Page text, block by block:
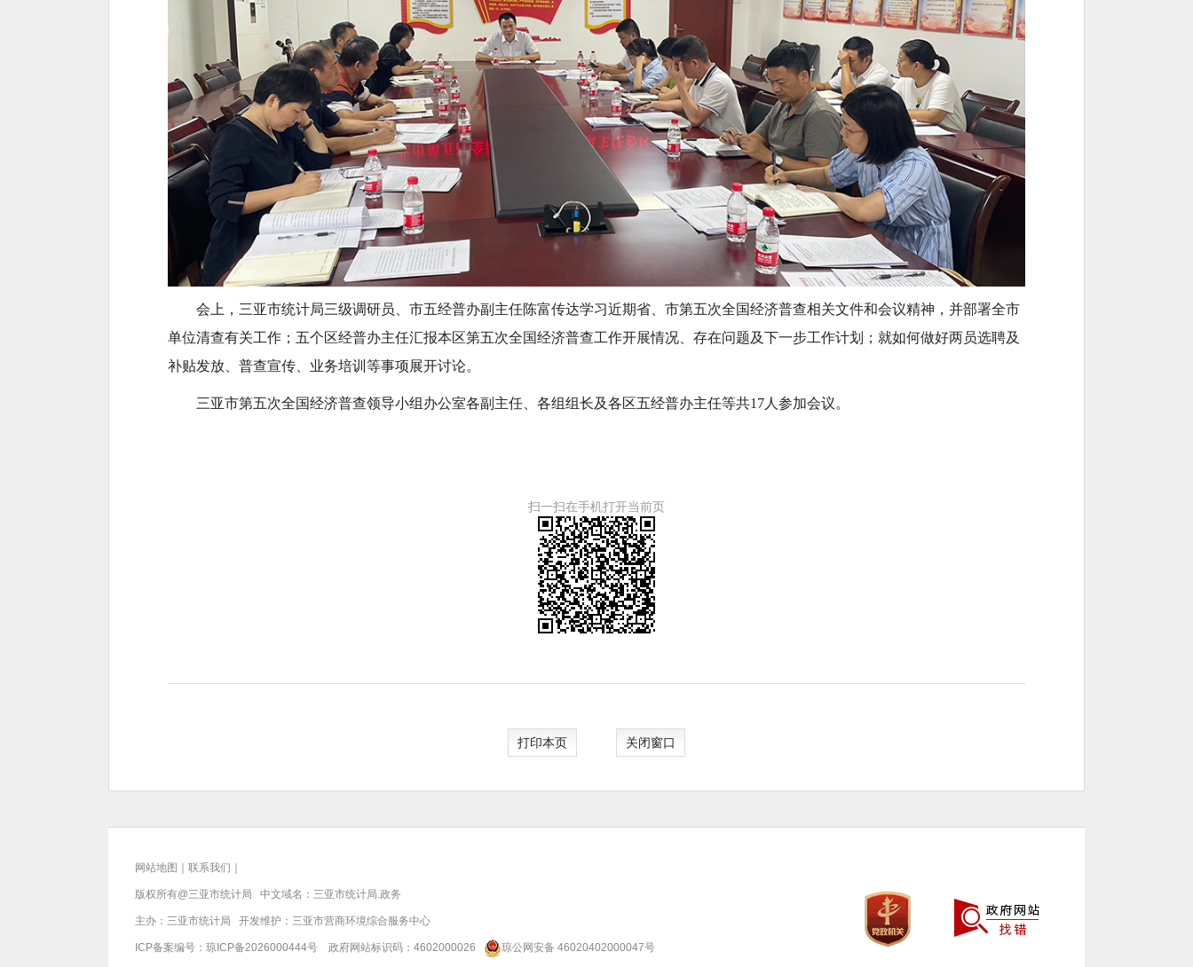
会上，三亚市统计局三级调研员、市五经普办副主任陈富传达学习近期省、市第五次全国经济普查相关文件和会议精神，并部署全市
单位清查有关工作；五个区经普办主任汇报本区第五次全国经济普查工作开展情况、存在问题及下一步工作计划；就如何做好两员选聘及
补贴发放、普查宣传、业务培训等事项展开讨论。
三亚市第五次全国经济普查领导小组办公室各副主任、各组组长及各区五经普办主任等共17人参加会议。
扫一扫在手机打开当前页
打印本页 关闭窗口
网站地图 联系我们
版权所有@三亚市统计局 中文域名：三亚市统计局.政务
主办：三亚市统计局 开发维护：三亚市营商环境综合服务中心
ICP备案编号： 琼ICP备2026000444号 政府网站标识码： 4602000026 琼公网安备 46020402000047号